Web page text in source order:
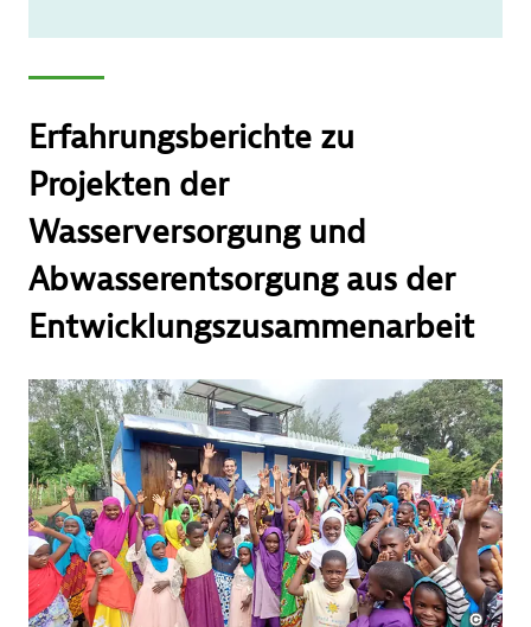
Erfahrungsberichte zu
Projekten der
Wasserversorgung und
Abwasserentsorgung aus der
Entwicklungszusammenarbeit
Kontakt